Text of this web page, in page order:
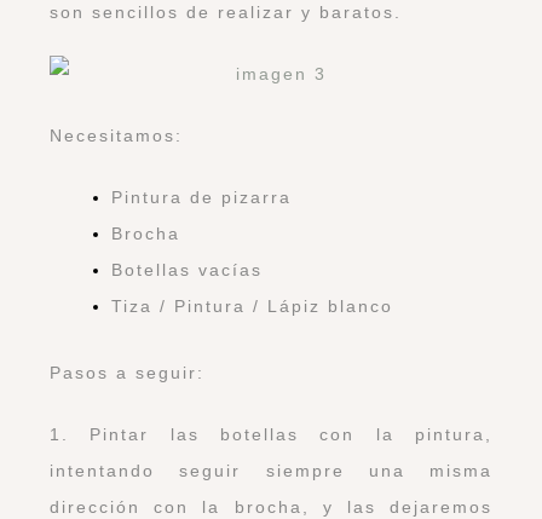
son sencillos de realizar y baratos.
Necesitamos:
Pintura de pizarra
Brocha
Botellas vacías
Tiza / Pintura / Lápiz blanco
Pasos a seguir:
1. Pintar las botellas con la pintura,
intentando seguir siempre una misma
dirección con la brocha, y las dejaremos